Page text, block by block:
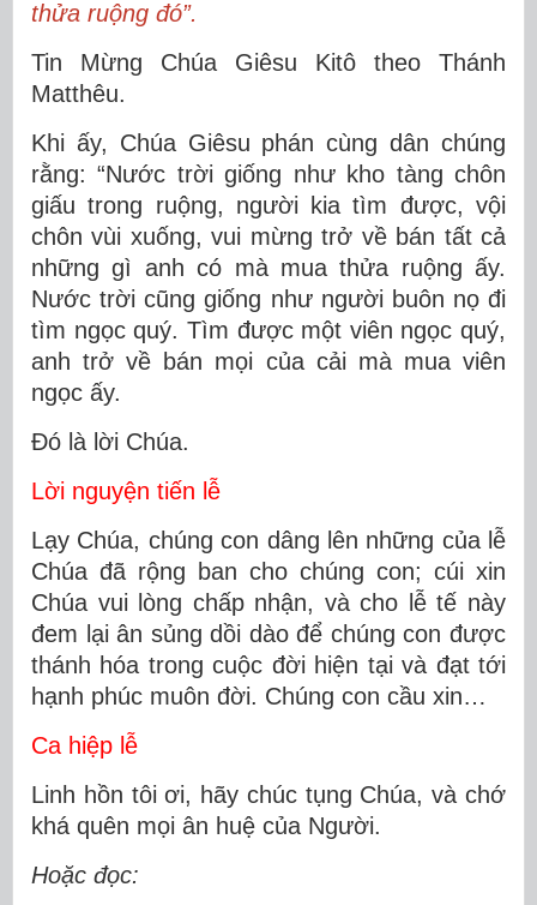
thửa ruộng đó”.
Tin Mừng Chúa Giêsu Kitô theo Thánh
Matthêu.
Khi ấy, Chúa Giêsu phán cùng dân chúng
rằng: “Nước trời giống như kho tàng chôn
giấu trong ruộng, người kia tìm được, vội
chôn vùi xuống, vui mừng trở về bán tất cả
những gì anh có mà mua thửa ruộng ấy.
Nước trời cũng giống như người buôn nọ đi
tìm ngọc quý. Tìm được một viên ngọc quý,
anh trở về bán mọi của cải mà mua viên
ngọc ấy.
Ðó là lời Chúa.
Lời nguyện tiến lễ
Lạy Chúa, chúng con dâng lên những của lễ
Chúa đã rộng ban cho chúng con; cúi xin
Chúa vui lòng chấp nhận, và cho lễ tế này
đem lại ân sủng dồi dào để chúng con được
thánh hóa trong cuộc đời hiện tại và đạt tới
hạnh phúc muôn đời. Chúng con cầu xin…
Ca hiệp lễ
Linh hồn tôi ơi, hãy chúc tụng Chúa, và chớ
khá quên mọi ân huệ của Người.
Hoặc đọc: